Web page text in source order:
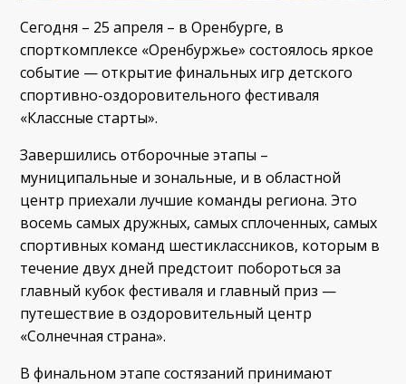
Сегодня – 25 апреля – в Оренбурге, в
спорткомплексе «Оренбуржье» состоялось яркое
событие — открытие финальных игр детского
спортивно-оздоровительного фестиваля
«Классные старты».
Завершились отборочные этапы –
муниципальные и зональные, и в областной
центр приехали лучшие команды региона. Это
восемь самых дружных, самых сплоченных, самых
спортивных команд шестиклассников, которым в
течение двух дней предстоит побороться за
главный кубок фестиваля и главный приз —
путешествие в оздоровительный центр
«Солнечная страна».
В финальном этапе состязаний принимают